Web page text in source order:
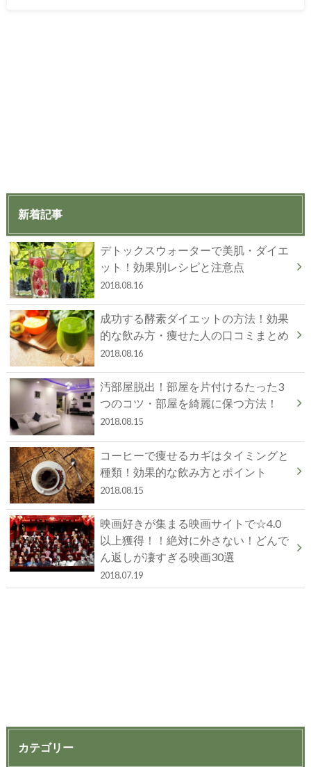
新着記事
デトックスウォーターで美肌・ダイエ
ット！効果別レシピと注意点
2018.08.16
成功する酵素ダイエットの方法！効果
的な飲み方・痩せた人の口コミまとめ
2018.08.16
汚部屋脱出！部屋を片付けるたった3
つのコツ・部屋を綺麗に保つ方法！
2018.08.15
コーヒーで痩せるカギはタイミングと
種類！効果的な飲み方とポイント
2018.08.15
映画好きが集まる映画サイトで☆4.0
以上獲得！！絶対に外さない！どんで
ん返しが凄すぎる映画30選
2018.07.19
カテゴリー